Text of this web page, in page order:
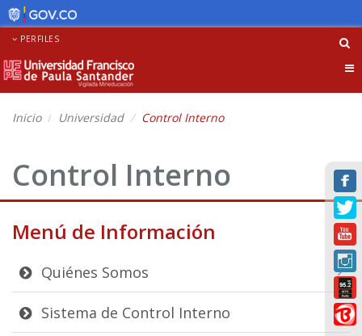
PERFILES
Inicio Universidad Control Interno
Control Interno
Menú de Información
Quiénes Somos
Sistema de Control Interno